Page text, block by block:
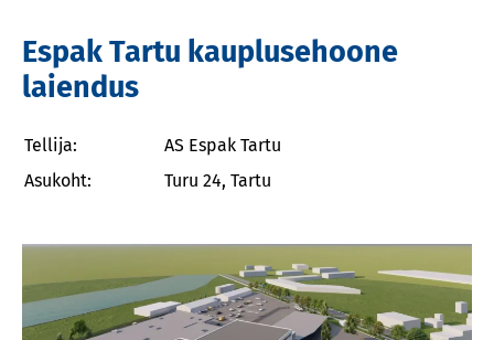
Espak Tartu kauplusehoone
laiendus
Tellija:
AS Espak Tartu
Asukoht:
Turu 24, Tartu